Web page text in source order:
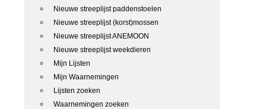
Nieuwe streeplijst paddenstoelen
Nieuwe streeplijst (korst)mossen
Nieuwe streeplijst ANEMOON
Nieuwe streeplijst weekdieren
Mijn Lijsten
Mijn Waarnemingen
Lijsten zoeken
Waarnemingen zoeken